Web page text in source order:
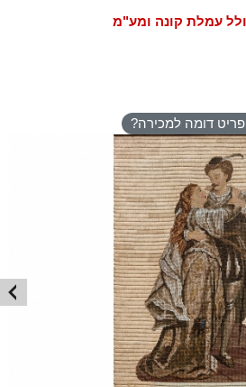
עמלת קונה ומע"מ
דומה למכירה?